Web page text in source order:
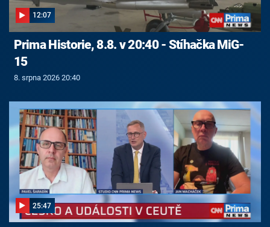
12:07
Prima Historie, 8.8. v 20:40 - Stíhačka MiG-
15
8. srpna 2026 20:40
25:47